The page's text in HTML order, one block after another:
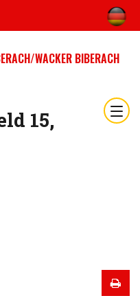
WACKER BIBERACH
15,